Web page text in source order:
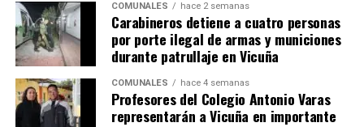
COMUNALES hace 2 semanas
Carabineros detiene a cuatro personas
por porte ilegal de armas y municiones
durante patrullaje en Vicuña
COMUNALES hace 4 semanas
Profesores del Colegio Antonio Varas
representarán a Vicuña en importante